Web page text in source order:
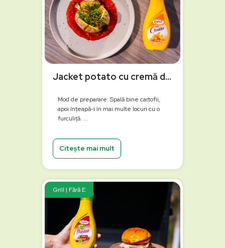
Jacket potato cu cremă de ardei copți la grătar
Mod de preparare: Spală bine cartofii,
apoi înțeapă-i în mai multe locuri cu o
furculiță. ...
Citește mai mult
Grill | Fără E